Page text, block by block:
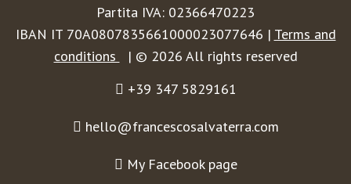
Partita IVA: 02366470223
IBAN IT 70A0807835661000023077646 | Terms and
conditions
| © 2026 All rights reserved
+39 347 5829161
hello@francescosalvaterra.com
My Facebook page